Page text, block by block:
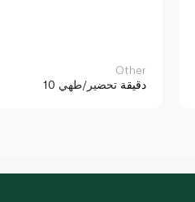
Other
10 دقيقة تحضير/طهي